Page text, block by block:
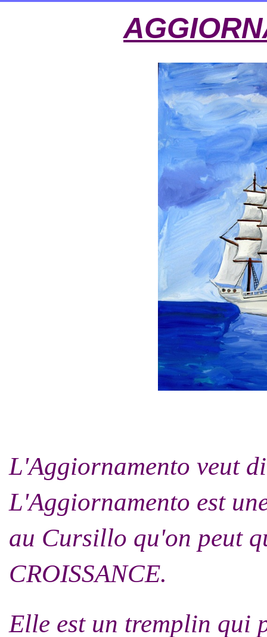
L'Aggiornamento veut
L'Aggiornamento est
au Cursillo qu'on peut
CROISSANCE.
Elle est un tremplin qui